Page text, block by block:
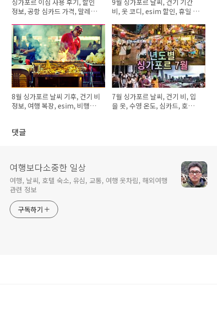
싱가포르 이심 사용 후기, 할인
정보, 공항 심카드 가격, 말레이
9월 싱가포르 날씨, 건기 기간
비, 옷 코디, esim 할인, 휴일 항
8월 싱가포르 날씨 기후, 건기 비
정보, 여행 복장, esim, 비행기
7월 싱가포르 날씨, 건기 비, 입
을 옷, 수영 온도, 심카드, 호텔,
댓글
여행보다소중한 일상
여행, 날씨, 호텔 숙소, 유심, 교통, 여행 옷차림, 해외여행
관련 정보
구독하기